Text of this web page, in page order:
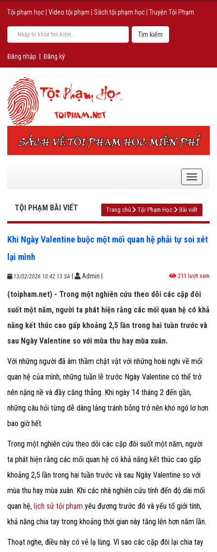
Tội phạm học Video tội phạm Sách tội phạm học Truyện Tội Phạm
Đăng nhập Đăng ký
TỘI PHẠM BÀI VIẾT Trang chủ Tội Phạm Học Bài viết
Khi Ngày Valentine buộc một mối quan hệ phải tự soi xét
lại mình
13/02/2026 10:42:13 SA Admin 211 lượt xem
(toipham.net) - Trong một nghiên cứu theo dõi các cặp đôi
suốt một năm, người ta phát hiện rằng các mối quan hệ có khả
năng kết thúc cao gấp khoảng 2,5 lần trong hai tuần trước và
sau Ngày Valentine so với mùa thu hay mùa xuân.
Với những người đã âm thầm chật vật với những hoài nghi về mối
quan hệ của mình, những tuần lễ trước Ngày Valentine có thể trở
nên nặng nề và đầy căng thẳng. Khi ngày 14 tháng 2 đến gần,
những câu hỏi từng dễ dàng lảng tránh bỗng trở nên khó ngó lơ hơn
bao giờ hết.
Trong một nghiên cứu theo dõi các cặp đôi suốt một năm, người
ta phát hiện rằng các mối quan hệ có khả năng kết thúc cao gấp
khoảng 2,5 lần trong hai tuần trước và sau Ngày Valentine so với
mùa thu hay mùa xuân. Khi các nhà nghiên cứu tính đến độ dài mối
quan hệ, lịch sử tội phạm yêu đương trước đó và yếu tố giới tính,
khả năng chia tay trong khoảng thời gian này tăng lên hơn năm lần.
Thoạt nghe, điều này có vẻ lạ lùng. Vì sao các cặp đôi lại chia tay